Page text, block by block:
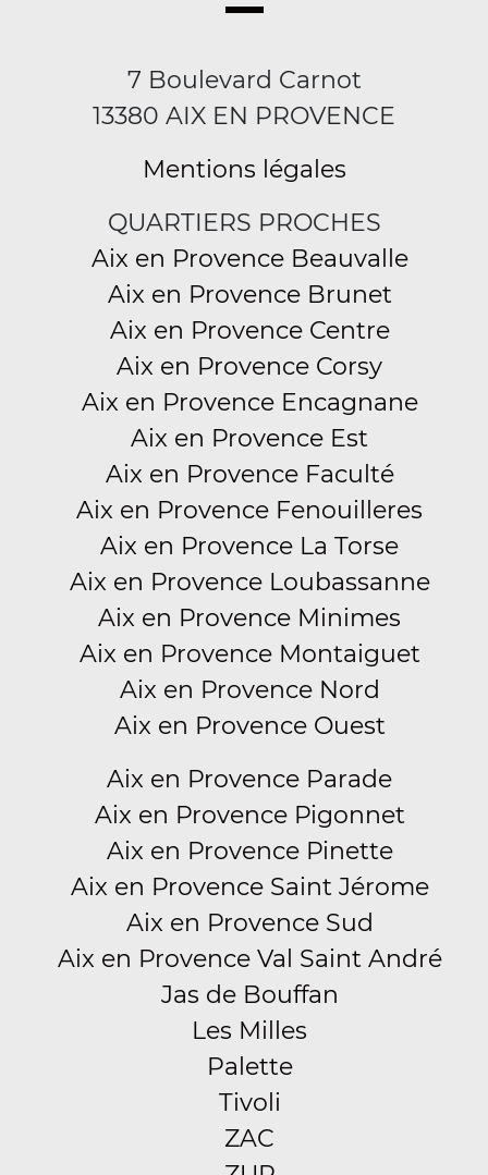
7 Boulevard Carnot
13380 AIX EN PROVENCE
Mentions légales
QUARTIERS PROCHES
Aix en Provence Beauvalle
Aix en Provence Brunet
Aix en Provence Centre
Aix en Provence Corsy
Aix en Provence Encagnane
Aix en Provence Est
Aix en Provence Faculté
Aix en Provence Fenouilleres
Aix en Provence La Torse
Aix en Provence Loubassanne
Aix en Provence Minimes
Aix en Provence Montaiguet
Aix en Provence Nord
Aix en Provence Ouest
Aix en Provence Parade
Aix en Provence Pigonnet
Aix en Provence Pinette
Aix en Provence Saint Jérome
Aix en Provence Sud
Aix en Provence Val Saint André
Jas de Bouffan
Les Milles
Palette
Tivoli
ZAC